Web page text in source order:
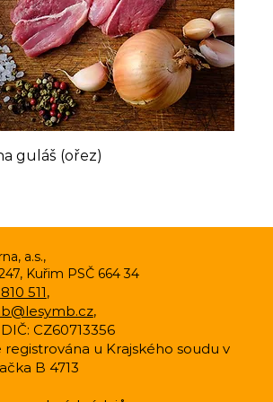
guláš (ořez)
a.s.,
Kuřim PSČ 664 34
511,
,
CZ60713356
u Krajského soudu v
B 4713